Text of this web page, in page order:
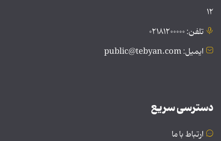
۱۲
تلفن: ۰۲۱۸۱۲۰۰۰۰۰
ایمیل: public@tebyan.com
دسترسی سریع
ارتباط با ما